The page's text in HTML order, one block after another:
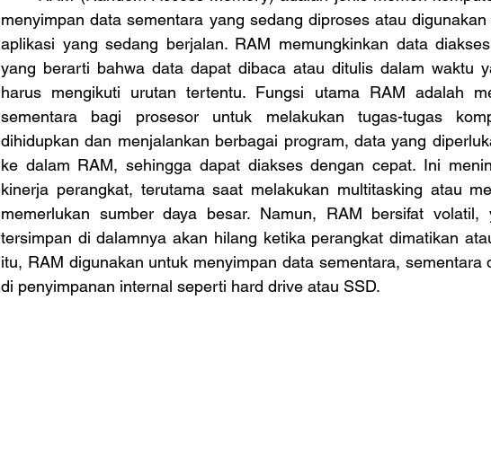
menyimpan data sementara yang sedang diproses atau
aplikasi yang sedang berjalan. RAM memungkinkan data
yang berarti bahwa data dapat dibaca atau ditulis dalam waktu
harus mengikuti urutan tertentu. Fungsi utama RAM adalah
sementara bagi prosesor untuk melakukan tugas-tugas
dihidupkan dan menjalankan berbagai program, data yang
ke dalam RAM, sehingga dapat diakses dengan cepat. Ini
kinerja perangkat, terutama saat melakukan multitasking atau
memerlukan sumber daya besar. Namun, RAM bersifat
tersimpan di dalamnya akan hilang ketika perangkat dimatikan
itu, RAM digunakan untuk menyimpan data sementara, sementara
di penyimpanan internal seperti hard drive atau SSD.